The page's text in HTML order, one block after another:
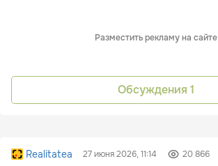
Разместить рекламу на сайте
Обсуждения 1
Realitatea 27 июня 2026, 11:14 20 866